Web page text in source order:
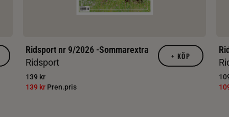
Ridsport nr 9/2026 -Sommarextra
Ridsport
139 kr
139 kr Pren.pris
+ KÖP